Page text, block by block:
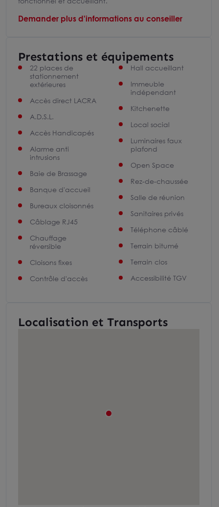
Demander plus d'informations au conseiller
Prestations et équipements
22 places de
stationnement
extérieures
Accès direct LACRA
A.D.S.L.
Accès Handicapés
Alarme anti
intrusions
Baie de Brassage
Banque d'accueil
Bureaux cloisonnés
Câblage RJ45
Chauffage
réversible
Cloisons fixes
Contrôle d'accès
Hall accueillant
Immeuble
indépendant
Kitchenette
Local social
Luminaires faux
plafond
Open Space
Rez-de-chaussée
Salle de réunion
Sanitaires privés
Téléphone câblé
Terrain bitumé
Terrain clos
Accessibilité TGV
Localisation et Transports